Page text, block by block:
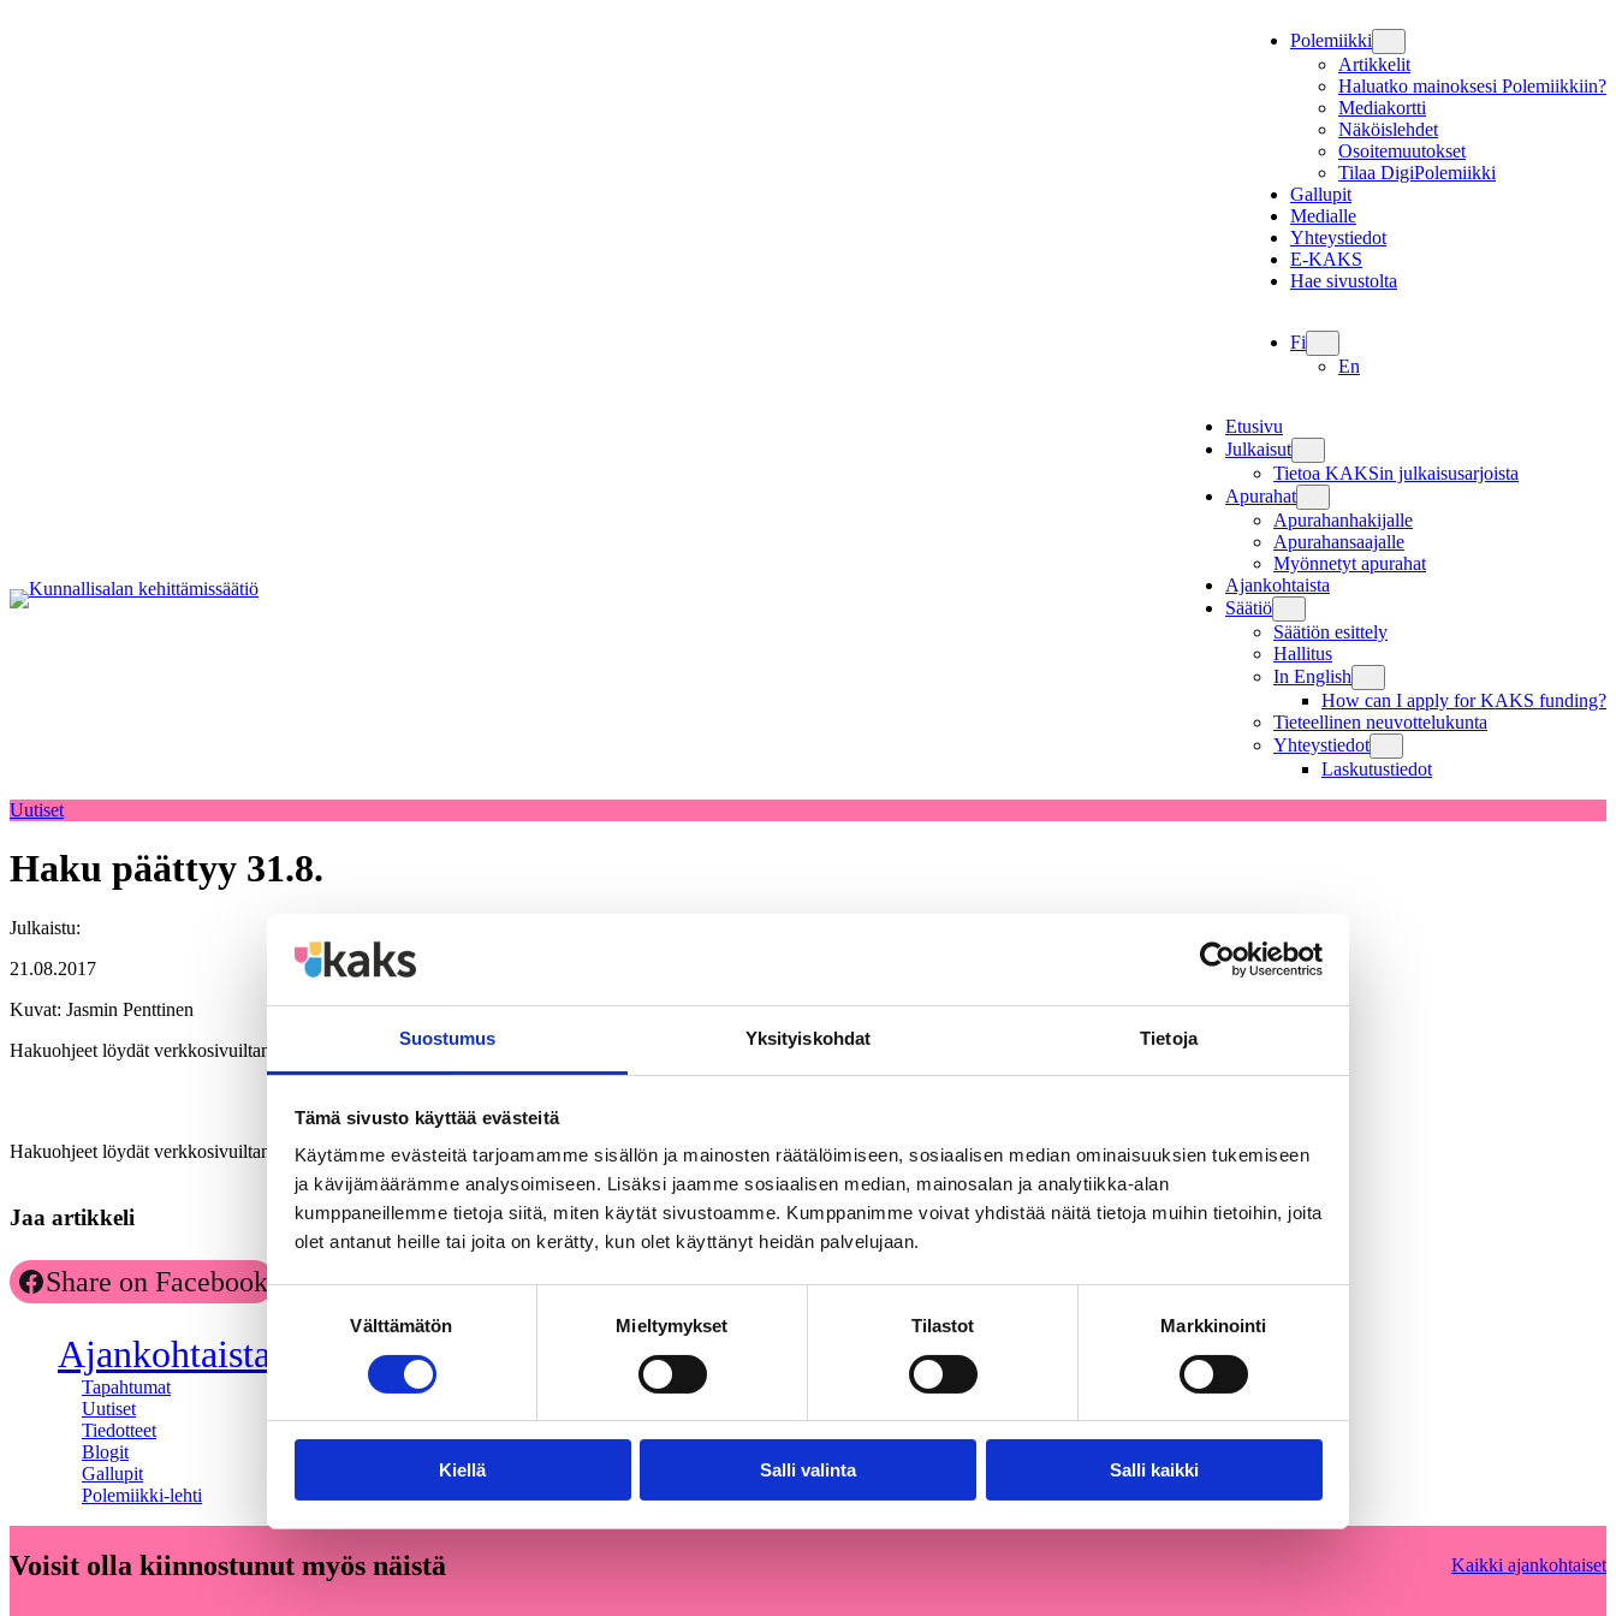
Suostumus Yksityiskohdat Tietoja
Tämä sivusto käyttää evästeitä
Käytämme evästeitä tarjoamamme sisällön ja mainosten räätälöimiseen, sosiaalisen median ominaisuuksien tukemiseen
ja kävijämäärämme analysoimiseen. Lisäksi jaamme sosiaalisen median, mainosalan ja analytiikka-alan
kumppaneillemme tietoja siitä, miten käytät sivustoamme. Kumppanimme voivat yhdistää näitä tietoja muihin tietoihin, joita
olet antanut heille tai joita on kerätty, kun olet käyttänyt heidän palvelujaan.
Suostumuksen
Välttämätön Mieltymykset Tilastot Markkinointi
Kiellä Salli valinta Salli kaikki
Polemiikki
Artikkelit
Haluatko mainoksesi Polemiikkiin?
Mediakortti
Näköislehdet
Osoitemuutokset
Tilaa DigiPolemiikki
Gallupit
Medialle
Yhteystiedot
E-KAKS
Hae sivustolta
Fi
En
Etusivu
Julkaisut
Tietoa KAKSin julkaisusarjoista
Apurahat
Apurahanhakijalle
Apurahansaajalle
Myönnetyt apurahat
Ajankohtaista
Säätiö
Säätiön esittely
Hallitus
In English
How can I apply for KAKS funding?
Tieteellinen neuvottelukunta
Yhteystiedot
Laskutustiedot
Uutiset
Haku päättyy 31.8.
Julkaistu:
21.08.2017
Kuvat: Jasmin Penttinen
Hakuohjeet löydät verkkosivuiltamme: https://kaks.fi/tutkimusrahoitus/
Hakuohjeet löydät verkkosivuiltamme:https://kaks.fi/tutkimusrahoitus/
Jaa artikkeli
Share on Facebook Share on LinkedIn Email this Page
Ajankohtaista
Tapahtumat
Uutiset
Tiedotteet
Blogit
Gallupit
Polemiikki-lehti
Voisit olla kiinnostunut myös näistä Kaikki ajankohtaiset